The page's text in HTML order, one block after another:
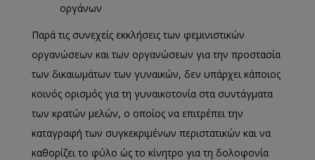
οργάνων
Παρά τις συνεχείς εκκλήσεις των φεμινιστικών
οργανώσεων και των οργανώσεων για την προστασία
των δικαιωμάτων των γυναικών, δεν υπάρχει κάποιος
κοινός ορισμός για τη γυναικοτονία στα συντάγματα
των κρατών μελών, ο οποίος να επιτρέπει την
καταγραφή των συγκεκριμένων περιστατικών και να
καθορίζει το φύλο ώς το κίνητρο για τη δολοφονία